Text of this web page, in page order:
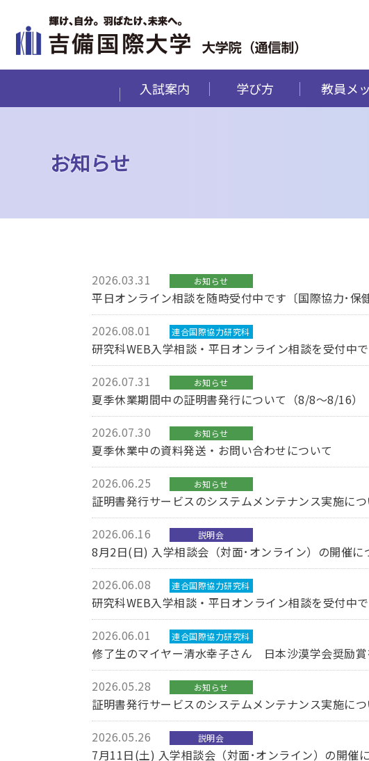
入試案内 学び方 教員メ
お知らせ
2026.03.31 お知らせ
平日オンライン相談を随時受付中です〔国際協力･保
2026.08.01
連合国際協力研究科
研究科WEB入学相談・平日オンライン相談を受付中
2026.07.31
お知らせ
夏季休業期間中の証明書発行について（8/8～8/16）
2026.07.30
お知らせ
夏季休業中の資料発送・お問い合わせについて
2026.06.25
お知らせ
証明書発行サービスのシステムメンテナンス実施につ
2026.06.16
説明会
8月2日(日) 入学相談会（対面･オンライン）の開催に
2026.06.08
連合国際協力研究科
研究科WEB入学相談・平日オンライン相談を受付中
2026.06.01
連合国際協力研究科
修了生のマイヤー清水幸子さん 日本沙漠学会奨励賞
2026.05.28
お知らせ
証明書発行サービスのシステムメンテナンス実施につ
2026.05.26
説明会
7月11日(土) 入学相談会（対面･オンライン）の開催